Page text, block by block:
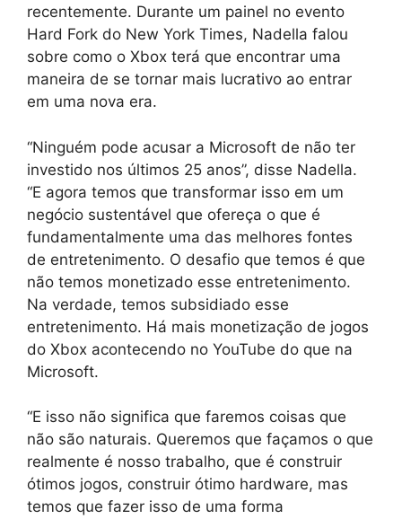
recentemente. Durante um painel no evento
Hard Fork do New York Times, Nadella falou
sobre como o Xbox terá que encontrar uma
maneira de se tornar mais lucrativo ao entrar
em uma nova era.
“Ninguém pode acusar a Microsoft de não ter
investido nos últimos 25 anos”, disse Nadella.
“E agora temos que transformar isso em um
negócio sustentável que ofereça o que é
fundamentalmente uma das melhores fontes
de entretenimento. O desafio que temos é que
não temos monetizado esse entretenimento.
Na verdade, temos subsidiado esse
entretenimento. Há mais monetização de jogos
do Xbox acontecendo no YouTube do que na
Microsoft.
“E isso não significa que faremos coisas que
não são naturais. Queremos que façamos o que
realmente é nosso trabalho, que é construir
ótimos jogos, construir ótimo hardware, mas
temos que fazer isso de uma forma